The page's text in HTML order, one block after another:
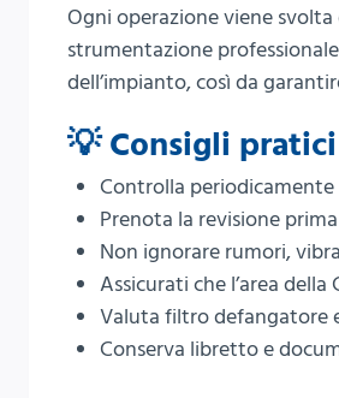
Ogni operazione viene
strumentazione
dell’impianto, così da
💡 Consigli
Controlla periodicamente
Prenota la revisione
Non ignorare rumori,
Assicurati che l’area
Valuta filtro defangatore
Conserva libretto e